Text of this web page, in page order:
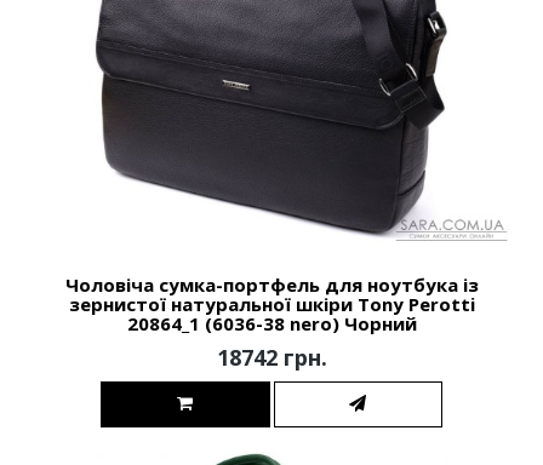
Чоловіча сумка-портфель для ноутбука із
зернистої натуральної шкіри Tony Perotti
20864_1 (6036-38 nero) Чорний
18742 грн.